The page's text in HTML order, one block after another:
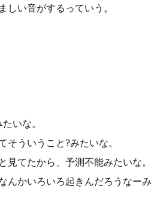
しい音がするっていう。
いな。
そういうこと?みたいな。
見てたから、予測不能みたいな。
んかいろいろ起きんだろうなーみ